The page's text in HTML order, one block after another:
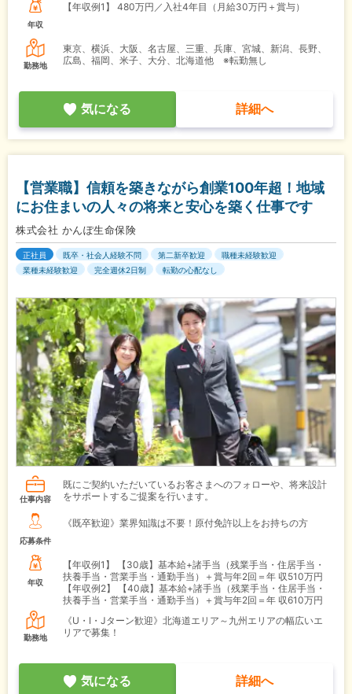
年収
【年収例1】 480万円／入社4年目（月給30万円＋賞与）
勤務地
東京、横浜、大阪、名古屋、三重、兵庫、宮城、新潟、長野、
広島、福岡、米子、大分、北海道他 ※転勤無し
気になる 詳細へ
【営業職】信頼を築きながら創業100年超！地域
にお住まいの人々の将来と安心を築く仕事です
株式会社 かんぽ生命保険
正社員 既卒・社会人経験不問 第二新卒歓迎
職種未経験歓迎
業種未経験歓迎
完全週休2日制 転勤の心配なし
仕事内容
既にご契約いただいているお客さまへのフォローや、将来設計
をサポートするご提案を行います。
応募条件
《既卒歓迎》業界知識は不要！原付免許以上をお持ちの方
年収
【年収例1】
【30歳】基本給+諸手当（残業手当・住居手当・
扶養手当・営業手当・通勤手当）＋賞与年2回＝年 収510万円
【年収例2】
【40歳】基本給+諸手当（残業手当・住居手当・
扶養手当・営業手当・通勤手当）＋賞与年2回＝年 収610万円
勤務地
《U・I・Jターン歓迎》北海道エリア～九州エリアの幅広いエ
リアで募集！
気になる 詳細へ